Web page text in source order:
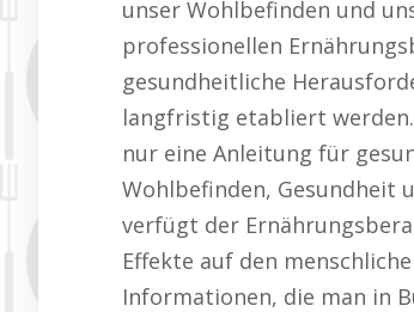
unser Wohlbefinden und
professionellen
gesundheitliche
langfristig etabliert
nur eine Anleitung für
Wohlbefinden, Gesundheit
verfügt der
Effekte auf den
Informationen, die man in